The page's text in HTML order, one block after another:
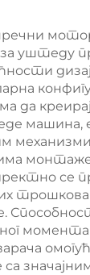
уштеду
да
се
момента